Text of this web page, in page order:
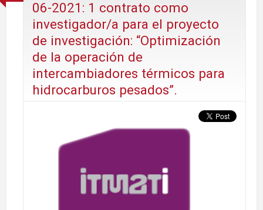
06-2021: 1 contrato como
investigador/a para el proyecto
de investigación: “Optimización
de la operación de
intercambiadores térmicos para
hidrocarburos pesados”.